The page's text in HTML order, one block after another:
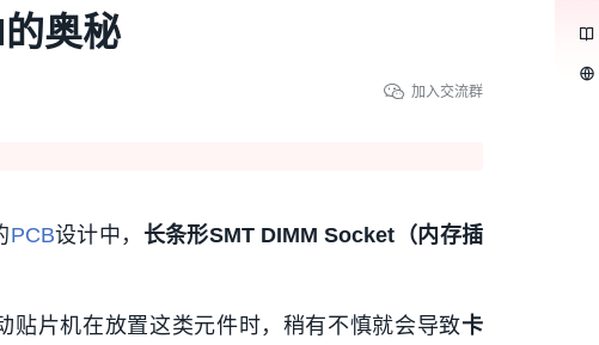
奥秘
加入交流群
PCB设计中， 长条形SMT DIMM Socket（内存插
贴片机在放置这类元件时，稍有不慎就会导致卡